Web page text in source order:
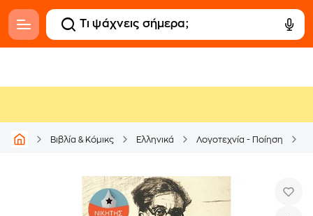
Βιβλία & Κόμικς Ελληνικά Λογοτεχνία - Ποίηση